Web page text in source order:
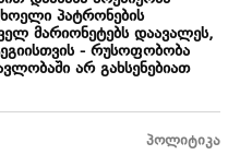
პატრონების
მარიონეტებს დაავალეს,
- რუსოფობობა
არ გახსენებიათ
პოლიტიკა